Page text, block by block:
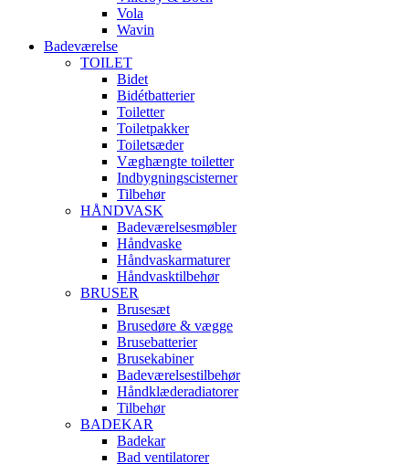
Vola
Wavin
Badeværelse
TOILET
Bidet
Bidétbatterier
Toiletter
Toiletpakker
Toiletsæder
Væghængte toiletter
Indbygningscisterner
Tilbehør
HÅNDVASK
Badeværelsesmøbler
Håndvaske
Håndvaskarmaturer
Håndvasktilbehør
BRUSER
Brusesæt
Brusedøre & vægge
Brusebatterier
Brusekabiner
Badeværelsestilbehør
Håndklæderadiatorer
Tilbehør
BADEKAR
Badekar
Bad ventilatorer